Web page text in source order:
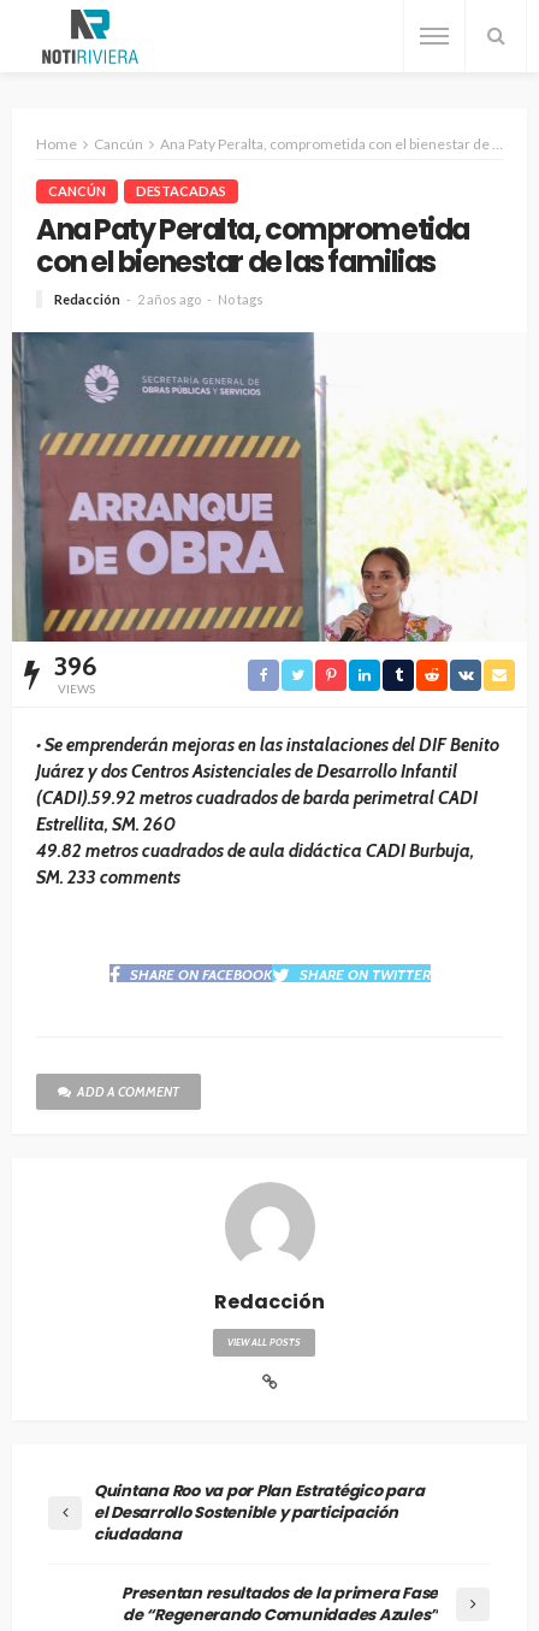
Home Cancún Ana Paty Peralta, comprometida con el bienestar de las familias
CANCÚN DESTACADAS
Ana Paty Peralta, comprometida
con el bienestar de las familias
Redacción 2 años ago No tags
396
VIEWS
• Se emprenderán mejoras en las instalaciones del DIF Benito
Juárez y dos Centros Asistenciales de Desarrollo Infantil
(CADI).59.92 metros cuadrados de barda perimetral CADI
Estrellita, SM. 260
49.82 metros cuadrados de aula didáctica CADI Burbuja,
SM. 233 comments
SHARE ON FACEBOOK SHARE ON TWITTER
ADD A COMMENT
Redacción
VIEW ALL POSTS
Quintana Roo va por Plan Estratégico para
el Desarrollo Sostenible y participación
ciudadana
Presentan resultados de la primera Fase
de “Regenerando Comunidades Azules”